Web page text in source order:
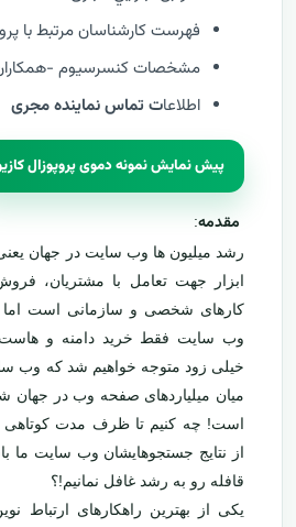
فهرست كارشناسان مرتبط با
مشخصات كنسرسيوم -
اطلاعات تماس نماینده مجری
پیش نمایش نمونه دموی پروپوزال
مقدمه:
رشد میلیون ها وب سایت در جهان
ابزار جهت تعامل با مشتریان،
کارهای شخصی و سازمانی است اما
وب سایت فقط خرید دامنه و
خیلی زود متوجه خواهیم شد که وب
میان میلیاردهای صفحه وب در جهان
است! چه کنیم تا ظرف مدت کوتاهی
از نتایج جستجوهایشان وب سایت ما
قافله رو به رشد غافل نمانیم!؟
یکی از بهترین راهکارهای ارتباط